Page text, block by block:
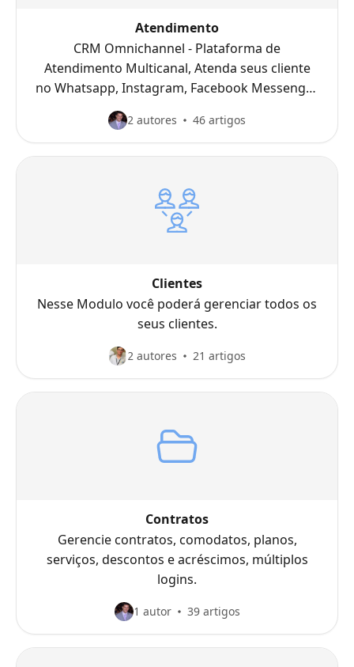
Atendimento
CRM Omnichannel - Plataforma de
Atendimento Multicanal, Atenda seus cliente
no Whatsapp, Instagram, Facebook Messenger
e Telegram através de atendimento
humanizado ou Chatbot com Inteligência
Artificial + Machine Learning + PNL. Disparos
2 autores 46 artigos
Clientes
Nesse Modulo você poderá gerenciar todos os
seus clientes.
2 autores 21 artigos
Contratos
Gerencie contratos, comodatos, planos,
serviços, descontos e acréscimos, múltiplos
logins.
1 autor 39 artigos